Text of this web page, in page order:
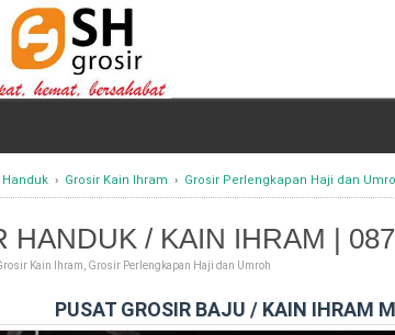
Handuk › Grosir Kain Ihram › Grosir Perlengkapan Haji dan
HANDUK / KAIN IHRAM |
Kain Ihram Grosir Perlengkapan Haji dan Umroh
PUSAT GROSIR BAJU / KAIN IHRAM